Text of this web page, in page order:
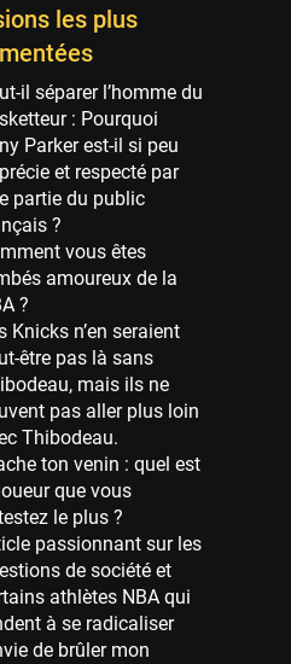
Jeux Olympiques
52 sessions
Atlanta Hawks
45 sessions
Chicago Bulls
41 sessions
Memphis Grizzlies
39 sessions
Cleveland Cavaliers
38 sessions
Orlando Magic
36 sessions
Euroleague
Charlotte Hornets
32 sessions
Houston Rockets
31 sessions
Washington Wizards
29 sessions
les plus
il séparer l’homme du
: Pourquoi
Parker est-il si peu
et respecté par
partie du public
?
vous êtes
amoureux de la
?
Knicks n’en seraient
être pas là sans
mais ils ne
pas aller plus loin
Thibodeau.
ton venin : quel est
que vous
le plus ?
passionnant sur les
de société et
athlètes NBA qui
à se radicaliser
de brûler mon